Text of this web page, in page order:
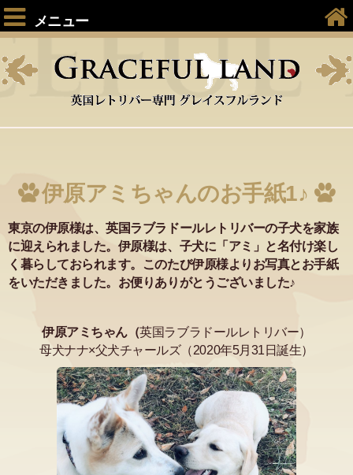
メニュー
伊原アミちゃんのお手紙1♪
東京の伊原様は、英国ラブラドールレトリバーの子犬を家族
に迎えられました。伊原様は、子犬に「アミ」と名付け楽し
く暮らしておられます。このたび伊原様よりお写真とお手紙
をいただきました。お便りありがとうございました♪
伊原アミちゃん（英国ラブラドールレトリバー）
母犬ナナ×父犬チャールズ（2020年5月31日誕生）